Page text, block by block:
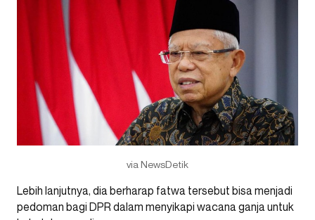
via NewsDetik
Lebih lanjutnya, dia berharap fatwa tersebut bisa menjadi
pedoman bagi DPR dalam menyikapi wacana ganja untuk